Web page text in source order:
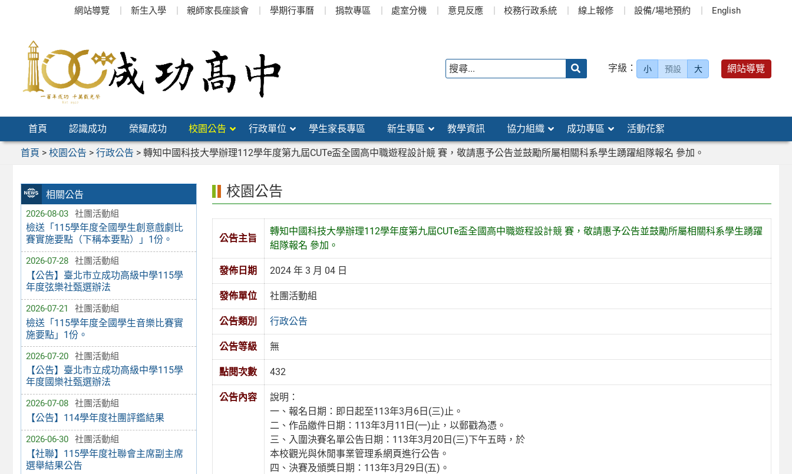
網站導覽 新生入學 親師家長座談會 學期行事曆 捐款專區 處室分機 意見反應 校務行政系統 線上報修 設備/場地預約 English
字級： 小 預設 大 網站導覽
首頁 認識成功 榮耀成功 校園公告 行政單位 學生家長專區 新生專區 教學資訊 協力組織 成功專區 活動花絮
首頁 > 校園公告 > 行政公告 > 轉知中國科技大學辦理112學年度第九屆CUTe盃全國高中職遊程設計競 賽，敬請惠予公告並鼓勵所屬相關科系學生踴躍組隊報名 參加。
相關公告
2026-08-03 社團活動組
檢送「115學年度全國學生創意戲劇比
賽實施要點（下稱本要點）」1份。
2026-07-28 社團活動組
【公告】臺北市立成功高級中學115學
年度弦樂社甄選辦法
2026-07-21 社團活動組
檢送「115學年度全國學生音樂比賽實
施要點」1份。
2026-07-20 社團活動組
【公告】臺北市立成功高級中學115學
年度國樂社甄選辦法
2026-07-08 社團活動組
【公告】114學年度社團評鑑結果
2026-06-30 社團活動組
【社聯】115學年度社聯會主席副主席
選舉結果公告
校園公告
公告主旨
轉知中國科技大學辦理112學年度第九屆CUTe盃全國高中職遊程設計競 賽，敬請惠予公告並鼓勵所屬相關科系學生踴躍
組隊報名 參加。
發佈日期 2024 年 3 月 04 日
發佈單位 社團活動組
公告類別 行政公告
公告等級 無
點閱次數 432
公告內容
說明：
一、報名日期：即日起至113年3月6日(三)止。
二、作品繳件日期：113年3月11日(一)止，以郵戳為憑。
三、入圍決賽名單公告日期：113年3月20日(三)下午五時，於
本校觀光與休閒事業管理系網頁進行公告。
四、決賽及頒獎日期：113年3月29日(五)。